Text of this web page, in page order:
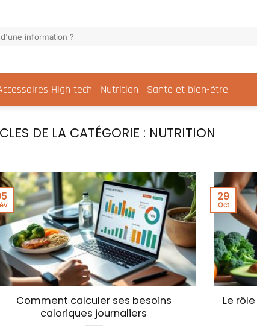
High tech Nutrition Santé et bien-être
NUTRITION
Comment calculer ses besoins
caloriques journaliers
Le
29
Oct